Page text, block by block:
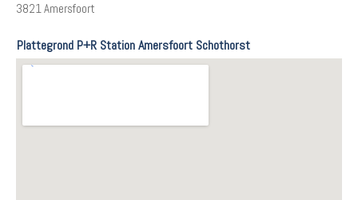
3821 Amersfoort
Plattegrond P+R Station Amersfoort Schothorst